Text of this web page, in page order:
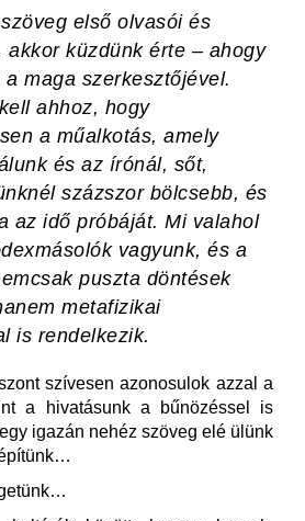
első olvasói és
akkor küzdünk érte – ahogy
maga szerkesztőjével.
ahhoz, hogy
a műalkotás, amely
és az írónál, sőt,
százszor bölcsebb, és
az idő próbáját. Mi valahol
vagyunk, és a
puszta döntések
metafizikai
is rendelkezik.
szívesen azonosulok azzal a
a hivatásunk a bűnözéssel is
igazán nehéz szöveg elé ülünk